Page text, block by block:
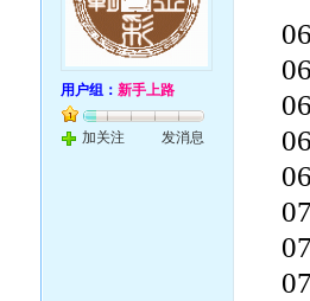
用户组：新手上路
加关注 发消息